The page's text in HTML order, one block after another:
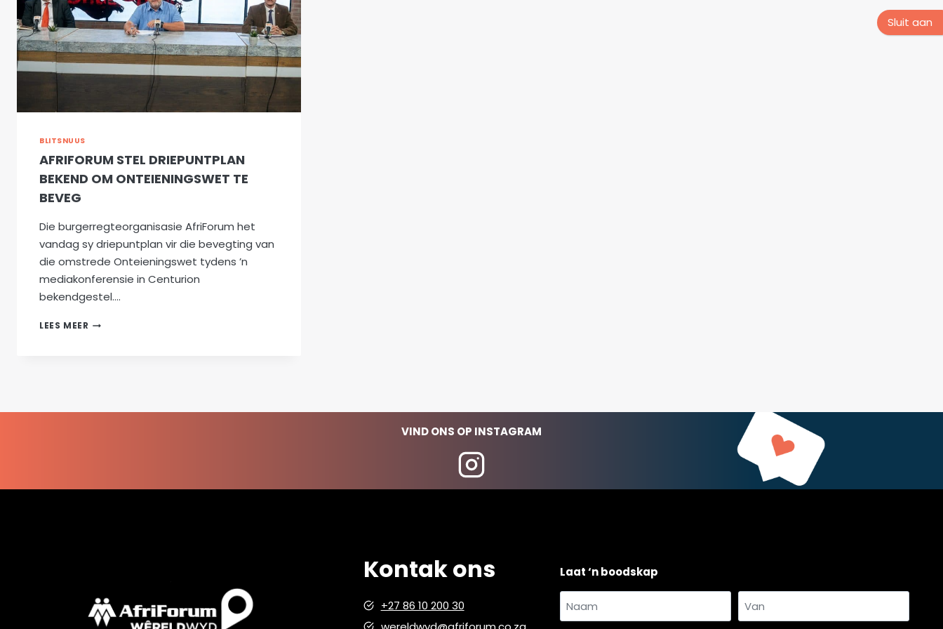
BLITSNUUS
AFRIFORUM STEL DRIEPUNTPLAN
BEKEND OM ONTEIENINGSWET TE
BEVEG
Die burgerregteorganisasie AfriForum het
vandag sy driepuntplan vir die bevegting van
die omstrede Onteieningswet tydens ’n
mediakonferensie in Centurion
bekendgestel….
LEES MEER AFRIFORUM
Sluit aan
VIND ONS OP INSTAGRAM
Kontak ons
+27 86 10 200 30
Laat ‘n boodskap
Naam
en